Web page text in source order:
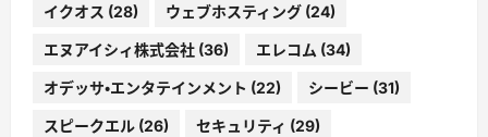
イクオス (28) ウェブホスティング (24)
エヌアイシィ株式会社 (36) エレコム (34)
オデッサ・エンタテインメント (22) シービー (31)
スピークエル (26) セキュリティ (29)